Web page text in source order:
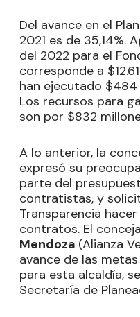
Del avance en el
2021 es de 35,14%.
del 2022 para el
corresponde a
han ejecutado $484
Los recursos para
son por $832
A lo anterior, la
expresó su
parte del
contratistas, y
Transparencia
contratos. El
Mendoza (Alianza
avance de las
para esta alcaldía,
Secretaría de